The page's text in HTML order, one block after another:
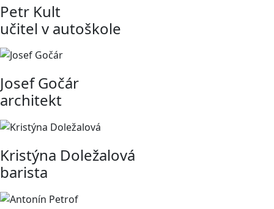
Petr Kult
učitel v autoškole
Josef Gočár
architekt
Kristýna Doležalová
barista